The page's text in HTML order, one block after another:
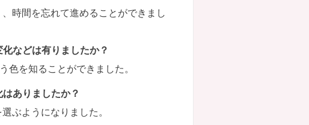
時間を忘れて進めることができまし
などは有りましたか？
色を知ることができました。
ありましたか？
ぶようになりました。